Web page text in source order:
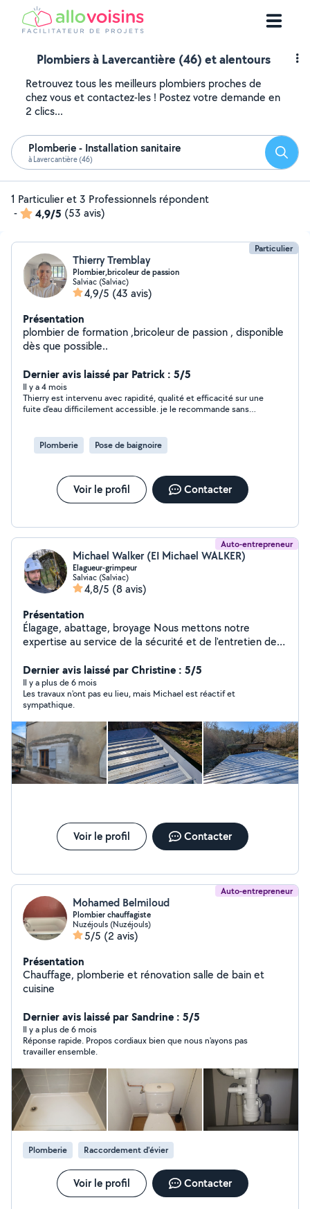
Plombiers à Lavercantière (46) et alentours
Retrouvez tous les meilleurs plombiers proches de
chez vous et contactez-les ! Postez votre demande en
2 clics...
Plomberie - Installation sanitaire
à Lavercantière (46)
1 Particulier et 3 Professionnels répondent
-
4,9/5 (53 avis)
Particulier
Thierry Tremblay
Plombier,bricoleur de passion
Salviac (Salviac)
4,9/5 (43 avis)
Présentation
plombier de formation ,bricoleur de passion , disponible
dès que possible..
Dernier avis laissé par Patrick : 5/5
Il y a 4 mois
Thierry est intervenu avec rapidité, qualité et efficacité sur une
fuite d'eau difficilement accessible. je le recommande sans
Plomberie Pose de baignoire
Voir le profil Contacter
Auto-entrepreneur
Michael Walker (EI Michael WALKER)
Elagueur-grimpeur
Salviac (Salviac)
4,8/5 (8 avis)
Présentation
Élagage, abattage, broyage Nous mettons notre
expertise au service de la sécurité et de l'entretien de
entretien ou une intervention plus technique, nous
sommes là pour vous !
Dernier avis laissé par Christine : 5/5
Il y a plus de 6 mois
Les travaux n'ont pas eu lieu, mais Michael est réactif et
sympathique.
Voir le profil Contacter
Auto-entrepreneur
Mohamed Belmiloud
Plombier chauffagiste
Nuzéjouls (Nuzéjouls)
5/5 (2 avis)
Présentation
Chauffage, plomberie et rénovation salle de bain et
cuisine
Dernier avis laissé par Sandrine : 5/5
Il y a plus de 6 mois
Réponse rapide. Propos cordiaux bien que nous n'ayons pas
travailler ensemble.
Plomberie Raccordement d'évier
Voir le profil Contacter